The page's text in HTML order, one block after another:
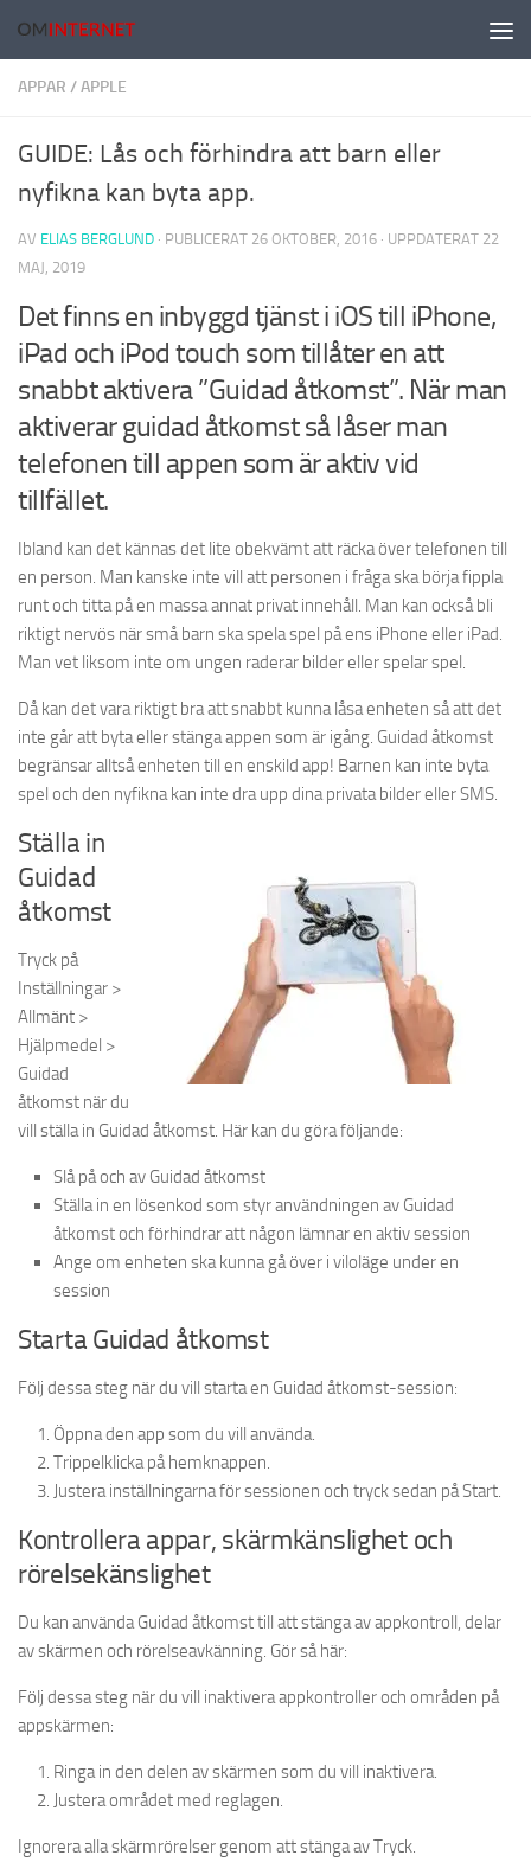
Hoppa till innehåll
APPAR /APPLE
GUIDE: Lås och förhindra att barn eller
nyfikna kan byta app.
AV ELIAS BERGLUND · PUBLICERAT 26 OKTOBER, 2016 · UPPDATERAT 22
MAJ, 2019
Det finns en inbyggd tjänst i iOS till iPhone,
iPad och iPod touch som tillåter en att
snabbt aktivera ”Guidad åtkomst”. När man
aktiverar guidad åtkomst så låser man
telefonen till appen som är aktiv vid
tillfället.
Ibland kan det kännas det lite obekvämt att räcka över telefonen till
en person. Man kanske inte vill att personen i fråga ska börja fippla
runt och titta på en massa annat privat innehåll. Man kan också bli
riktigt nervös när små barn ska spela spel på ens iPhone eller iPad.
Man vet liksom inte om ungen raderar bilder eller spelar spel.
Då kan det vara riktigt bra att snabbt kunna låsa enheten så att det
inte går att byta eller stänga appen som är igång. Guidad åtkomst
begränsar alltså enheten till en enskild app! Barnen kan inte byta
spel och den nyfikna kan inte dra upp dina privata bilder eller SMS.
Ställa in
Guidad
åtkomst
Tryck på
Inställningar >
Allmänt >
Hjälpmedel >
Guidad
åtkomst när du
vill ställa in Guidad åtkomst. Här kan du göra följande:
Slå på och av Guidad åtkomst
Ställa in en lösenkod som styr användningen av Guidad
åtkomst och förhindrar att någon lämnar en aktiv session
Ange om enheten ska kunna gå över i viloläge under en
session
Starta Guidad åtkomst
Följ dessa steg när du vill starta en Guidad åtkomst-session:
Öppna den app som du vill använda.
Trippelklicka på hemknappen.
Justera inställningarna för sessionen och tryck sedan på Start.
Kontrollera appar, skärmkänslighet och
rörelsekänslighet
Du kan använda Guidad åtkomst till att stänga av appkontroll, delar
av skärmen och rörelseavkänning. Gör så här:
Följ dessa steg när du vill inaktivera appkontroller och områden på
appskärmen:
Ringa in den delen av skärmen som du vill inaktivera.
Justera området med reglagen.
Ignorera alla skärmrörelser genom att stänga av Tryck.